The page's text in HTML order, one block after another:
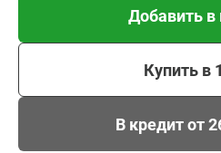
Добавить в
Купить в
В кредит от